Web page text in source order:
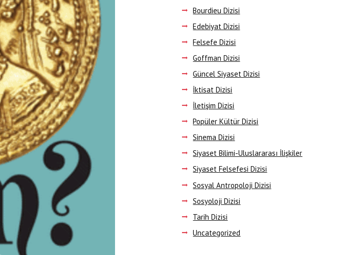
Next item
Bourdieu Dizisi
Edebiyat Dizisi
Felsefe Dizisi
Goffman Dizisi
Güncel Siyaset Dizisi
İktisat Dizisi
İletişim Dizisi
Popüler Kültür Dizisi
Sinema Dizisi
Siyaset Bilimi-Uluslararası İlişkiler
Siyaset Felsefesi Dizisi
Sosyal Antropoloji Dizisi
Sosyoloji Dizisi
Tarih Dizisi
Uncategorized